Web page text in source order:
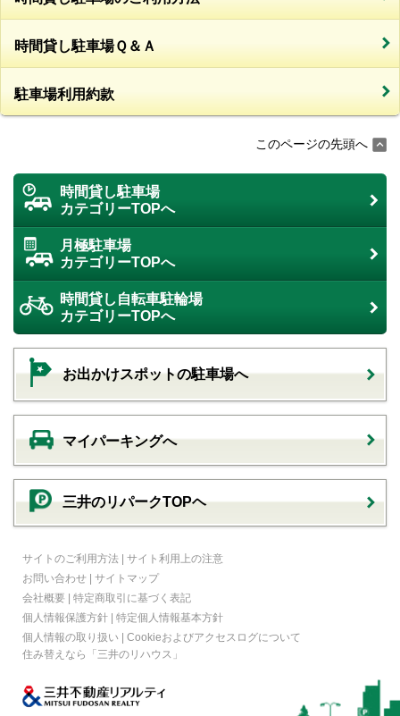
時間貸し駐車場Ｑ＆Ａ
駐車場利用約款
このページの先頭へ
時間貸し駐車場
カテゴリーTOPへ
月極駐車場
カテゴリーTOPへ
時間貸し自転車駐輪場
カテゴリーTOPへ
お出かけスポットの駐車場へ
マイパーキングへ
三井のリパークTOPヘ
サイトのご利用方法 | サイト利用上の注意
お問い合わせ | サイトマップ
会社概要 | 特定商取引に基づく表記
個人情報保護方針 | 特定個人情報基本方針
個人情報の取り扱い | Cookieおよびアクセスログについて
住み替えなら
「三井のリハウス」